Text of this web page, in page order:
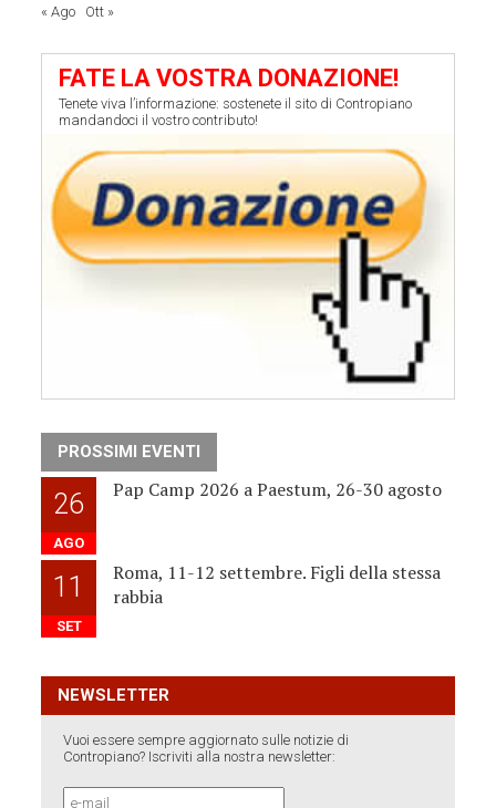
« Ago Ott »
FATE LA VOSTRA DONAZIONE!
Tenete viva l’informazione: sostenete il sito di Contropiano
mandandoci il vostro contributo!
PROSSIMI EVENTI
26
AGO
Pap Camp 2026 a Paestum, 26-30 agosto
11
SET
Roma, 11-12 settembre. Figli della stessa
rabbia
NEWSLETTER
Vuoi essere sempre aggiornato sulle notizie di
Contropiano? Iscriviti alla nostra newsletter: